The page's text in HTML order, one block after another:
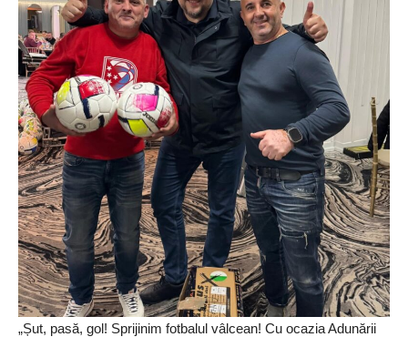
„Șut, pasă, gol! Sprijinim fotbalul vâlcean! Cu ocazia Adunării